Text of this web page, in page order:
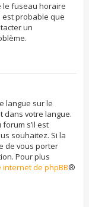
le fuseau horaire
est probable que
un
langue sur le
dans votre langue.
s’il est
souhaitez. Si la
de vous porter
Pour plus
internet de phpBB®